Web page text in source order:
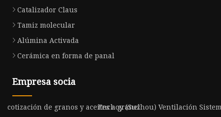
Catalizador Claus
Tamiz molecular
Alúmina Activada
Cerámica en forma de panal
Empresa socia
cotización de granos y aceites a granelEnchoy (Suzhou) Ventilación